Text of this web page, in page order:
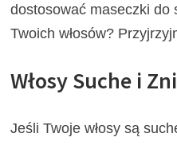
dostosować maseczki do
Twoich włosów?
Włosy Suche i
Jeśli Twoje włosy są